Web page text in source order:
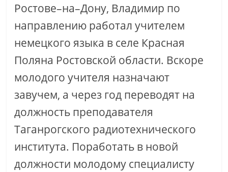
Ростове–на–Дону, Владимир по
направлению работал учителем
немецкого языка в селе Красная
Поляна Ростовской области. Вскоре
молодого учителя назначают
завучем, а через год переводят на
должность преподавателя
Таганрогского радиотехнического
института. Поработать в новой
должности молодому специалисту